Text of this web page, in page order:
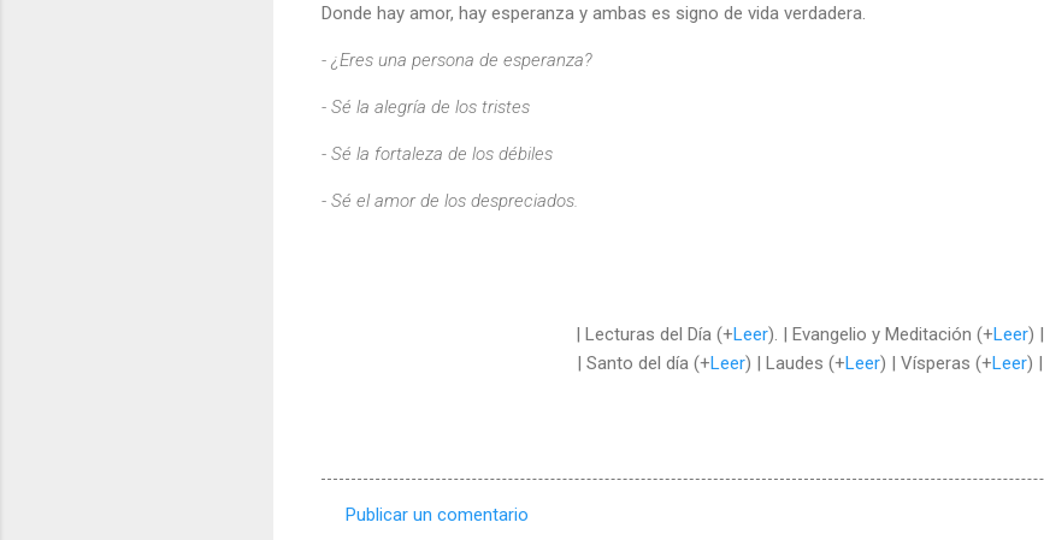
Donde hay amor, hay esperanza y ambas es signo de vida verdadera.
- ¿Eres una persona de esperanza?
- Sé la alegría de los tristes
- Sé la fortaleza de los débiles
- Sé el amor de los despreciados.
| Lecturas del Día (+Leer). | Evangelio y Meditación (+Leer) |
| Santo del día (+Leer) | Laudes (+Leer) | Vísperas (+Leer) |
Publicar un comentario